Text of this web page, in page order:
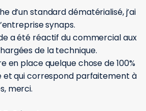
d’un standard dématérialisé, j’ai
synaps.
a été réactif du commercial aux
de la technique.
en place quelque chose de 100%
et qui correspond parfaitement à
merci.